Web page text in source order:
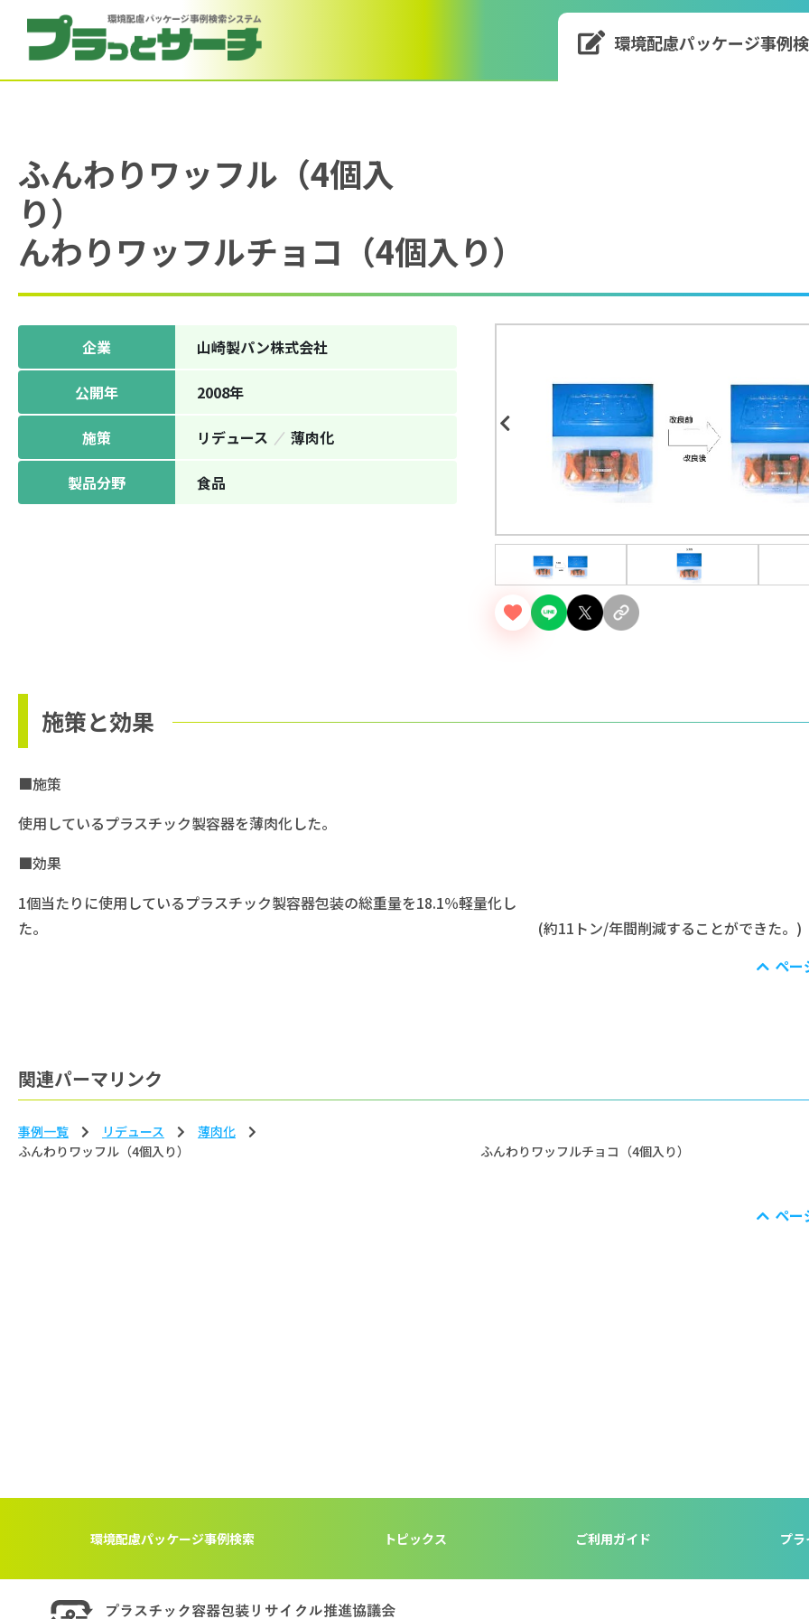
環境配慮パッケージ事例
ふんわりワッフル（4個入
り）
んわりワッフルチョコ（4個入り）
Previous
企業 山崎製パン株式会社
公開年 2008年
施策 リデュース 薄⾁化
製品分野 ⾷品
施策と効果
■施策
使用しているプラスチック製容器を薄肉化した。
■効果
1個当たりに使用しているプラスチック製容器包装の総重量を18.1％軽量化し
た。 (約11トン/年間削減することができた。)
ペー
関連パーマリンク
事例一覧 リデュース
薄⾁化
ふんわりワッフル（4個入り） ふんわりワッフルチョコ（4個入り）
ペー
環境配慮パッケージ事例検索 トピックス ご利用ガイド プ